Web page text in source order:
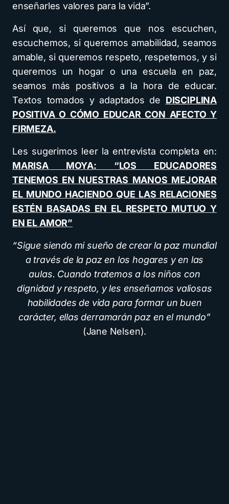
enseñarles valores para la vida”.
Así que, si queremos que nos escuchen,
escuchemos, si queremos amabilidad, seamos
amable, si queremos respeto, respetemos, y si
queremos un hogar o una escuela en paz,
seamos más positivos a la hora de educar.
Textos tomados y adaptados de DISCIPLINA
POSITIVA O CÓMO EDUCAR CON AFECTO Y
FIRMEZA.
Les sugerimos leer la entrevista completa en:
MARISA MOYA: “LOS EDUCADORES
TENEMOS EN NUESTRAS MANOS MEJORAR
EL MUNDO HACIENDO QUE LAS RELACIONES
ESTÉN BASADAS EN EL RESPETO MUTUO Y
EN EL AMOR”
“Sigue siendo mi sueño de crear la paz mundial
a través de la paz en los hogares y en las
aulas. Cuando tratemos a los niños con
dignidad y respeto, y les enseñamos valiosas
habilidades de vida para formar un buen
carácter, ellas derramarán paz en el mundo”
(Jane Nelsen).